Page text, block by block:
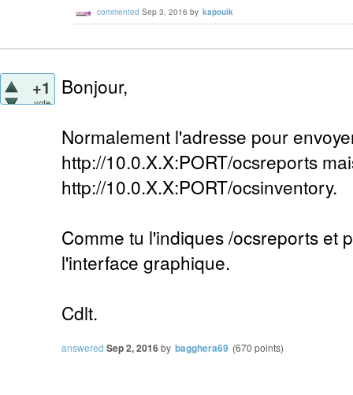
commented Sep 3, 2016 by kapouik
+1
vote
Bonjour,
Normalement l'adresse pour
http://10.0.X.X:PORT/ocsreports
http://10.0.X.X:PORT/ocsinventory.
Comme tu l'indiques /ocsreports et
l'interface graphique.
Cdlt.
answered Sep 2, 2016by bagghera69 (670 points)